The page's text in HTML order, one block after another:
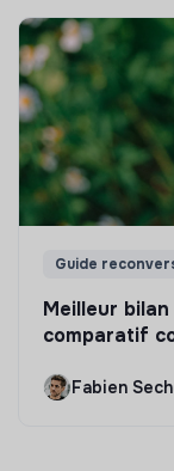
Guide
Meilleur
comparatif
Fabien